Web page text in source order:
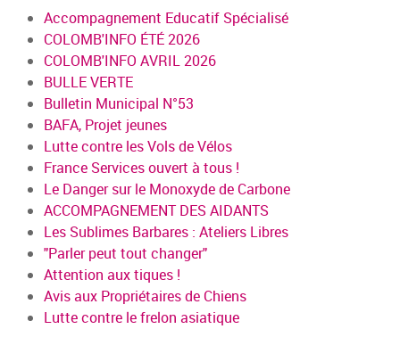
Accompagnement Educatif Spécialisé
COLOMB'INFO ÉTÉ 2026
COLOMB'INFO AVRIL 2026
BULLE VERTE
Bulletin Municipal N°53
BAFA, Projet jeunes
Lutte contre les Vols de Vélos
France Services ouvert à tous !
Le Danger sur le Monoxyde de Carbone
ACCOMPAGNEMENT DES AIDANTS
Les Sublimes Barbares : Ateliers Libres
"Parler peut tout changer"
Attention aux tiques !
Avis aux Propriétaires de Chiens
Lutte contre le frelon asiatique